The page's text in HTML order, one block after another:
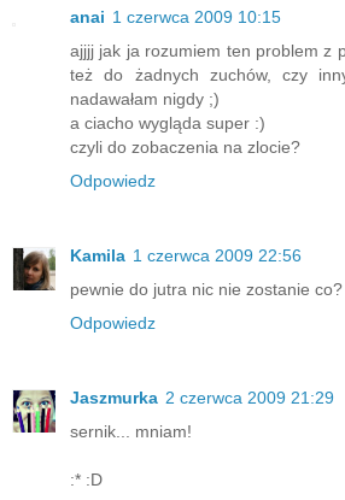
anai 1 czerwca 2009 10:15
ajjjj jak ja rozumiem ten problem z
też do żadnych zuchów, czy
nadawałam nigdy ;)
a ciacho wygląda super :)
czyli do zobaczenia na zlocie?
Odpowiedz
Kamila 1 czerwca 2009 22:56
pewnie do jutra nic nie zostanie co?
Odpowiedz
Jaszmurka 2 czerwca 2009 21:29
sernik... mniam!
:* :D